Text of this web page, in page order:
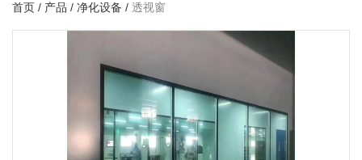
首页 / 产品 / 净化设备 / 透视窗